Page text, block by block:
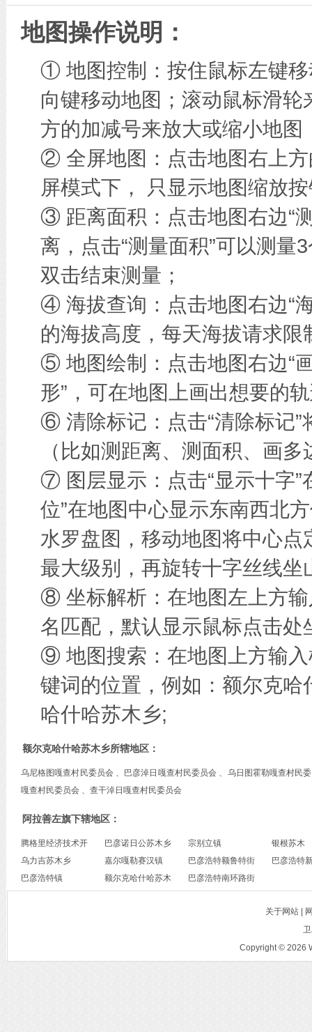
地图操作说明：
① 地图控制：按住鼠标左键
向键移动地图；滚动鼠标滑
方的加减号来放大或缩小地图
② 全屏地图：点击地图右上方
屏模式下， 只显示地图缩放
③ 距离面积：点击地图右边“
离，点击“测量面积”可以测量
双击结束测量；
④ 海拔查询：点击地图右边“
的海拔高度，每天海拔请求
⑤ 地图绘制：点击地图右边“画
形”，可在地图上画出想要的
⑥ 清除标记：点击“清除标记
（比如测距离、测面积、画多
⑦ 图层显示：点击“显示十字”
位”在地图中心显示东南西北
水罗盘图，移动地图将中心
最大级别，再旋转十字丝线坐
⑧ 坐标解析：在地图左上方
名匹配，默认显示鼠标点击处
⑨ 地图搜索：在地图上方输
键词的位置，例如：额尔克
哈什哈苏木乡;
额尔克哈什哈苏木乡所辖地区：
乌尼格图嘎查村民委员会 、巴彦淖日嘎查村民委员会 、乌日图霍勒嘎查村民
嘎查村民委员会 、查干淖日嘎查村民委员会
阿拉善左旗下辖地区：
腾格里经济技术开
发区
巴彦诺日公苏木乡 宗别立镇
银根苏木
乌力吉苏木乡
嘉尔嘎勒赛汉镇
巴彦浩特额鲁特街
道办事处
巴彦浩特
巴彦浩特镇
额尔克哈什哈苏木
巴彦浩特南环路街
关于网站 |
Copyright © 2026